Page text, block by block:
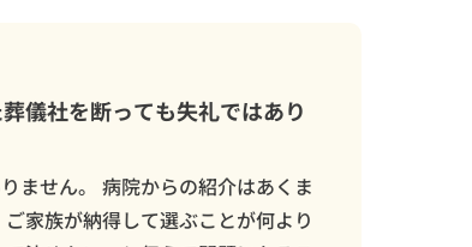
儀社を断っても失礼ではあり
ません。 病院からの紹介はあくま
家族が納得して選ぶことが何より